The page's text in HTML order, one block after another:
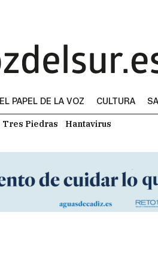
EL PAPEL DE LA VOZ CULTURA
Tres Piedras Hantavirus